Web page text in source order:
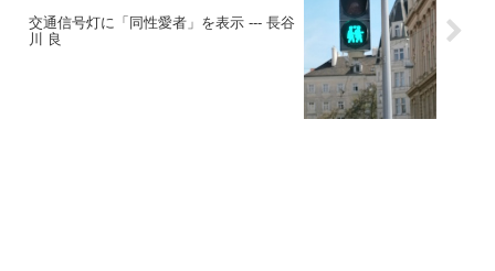
交通信号灯に「同性愛者」を表示 --- 長谷
川 良